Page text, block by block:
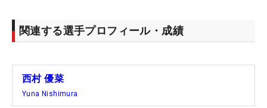
です（笑）」。次戦「ホンダLPGAタイランド」は2
週後の20日開幕。自信を取り戻すための時間は、ま
関連する選手プロフィール・成績
西村 優菜
Yuna Nishimura